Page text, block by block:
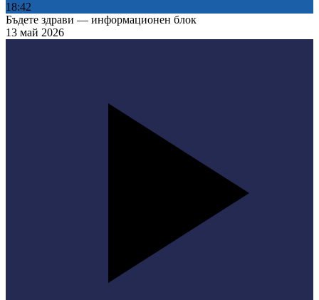
18:42
Бъдете здрави — информационен блок
13 май 2026